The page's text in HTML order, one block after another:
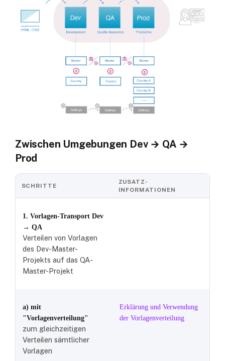
Zwischen Umgebungen Dev → QA →
Prod
SCHRITTE
ZUSATZ-
INFORMATIONEN
1. Vorlagen-Transport Dev
→ QA
Verteilen von Vorlagen
des Dev-Master-
Projekts auf das QA-
Master-Projekt
a) mit
"Vorlagenverteilung"
zum gleichzeitigen
Verteilen sämtlicher
Vorlagen
Erklärung und Verwendung
der Vorlagenverteilung